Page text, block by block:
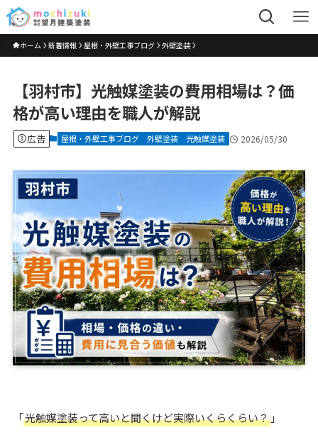
ホーム 新着情報 屋根・外壁工事ブログ 外壁塗装
【羽村市】光触媒塗装の費用相場は？価
格が高い理由を職人が解説
広告 屋根・外壁工事ブログ 外壁塗装 光触媒塗装 2026/05/30
「光触媒塗装って高いと聞くけど実際いくらくらい？」